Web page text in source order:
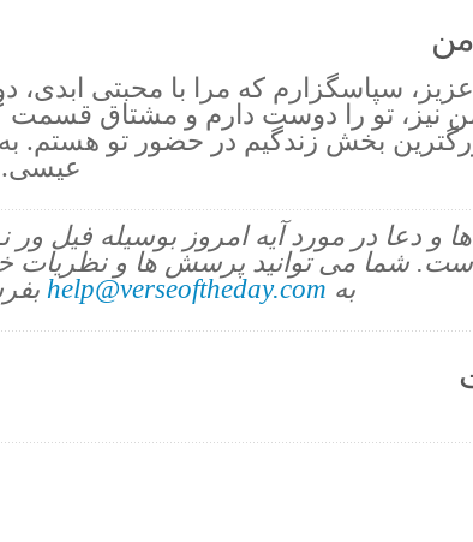
سپاسگزارم كه مرا با محبتى
نيز، تو را دوست دارم و مشتاق قسمت
بخش زندگيم در حضور تو هستم.
عيسى.
و دعا در مورد آیه امروز بوسیله فیل ور
شما می توانید پرسش ها و نظریات
بهhelp@verseoftheday.com